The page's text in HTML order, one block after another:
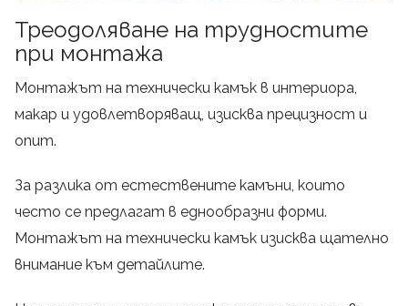
Треодоляване на трудностите
при монтажа
Монтажът на технически камък в интериора,
макар и удовлетворяващ, изисква прецизност и
опит.
За разлика от естествените камъни, които
често се предлагат в еднообразни форми.
Монтажът на технически камък изисква щателно
внимание към детайлите.